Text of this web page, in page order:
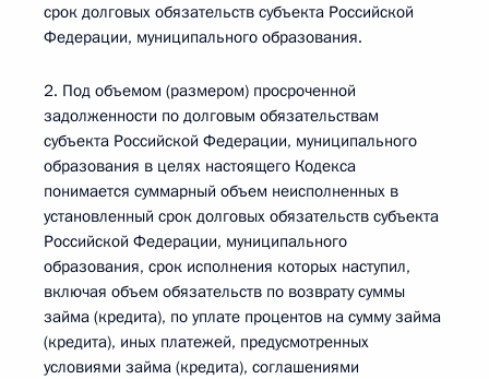
срок долговых обязательств субъекта Российской
Федерации, муниципального образования.
2. Под объемом (размером) просроченной
задолженности по долговым обязательствам
субъекта Российской Федерации, муниципального
образования в целях настоящего Кодекса
понимается суммарный объем неисполненных в
установленный срок долговых обязательств субъекта
Российской Федерации, муниципального
образования, срок исполнения которых наступил,
включая объем обязательств по возврату суммы
займа (кредита), по уплате процентов на сумму займа
(кредита), иных платежей, предусмотренных
условиями займа (кредита), соглашениями